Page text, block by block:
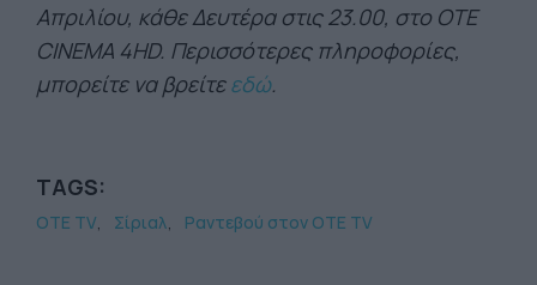
Απριλίου, κάθε Δευτέρα στις 23.00, στο OTE
CINEMA 4HD. Περισσότερες πληροφορίες,
μπορείτε να βρείτεεδώ.
TAGS:
OTE TV Σίριαλ Ραντεβού στον OTE TV